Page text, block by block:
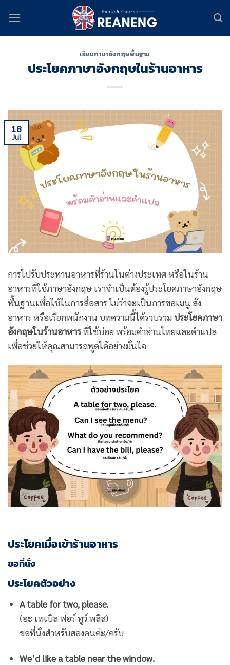
content
เรียนภาษาอังกฤษพื้นฐาน
ประโยคภาษาอังกฤษในร้านอาหาร
18
Jul
การไปรับประทานอาหารที่ร้านในต่างประเทศ หรือในร้าน
อาหารที่ใช้ภาษาอังกฤษ เราจำเป็นต้องรู้ประโยคภาษาอังกฤษ
พื้นฐานเพื่อใช้ในการสื่อสาร ไม่ว่าจะเป็นการขอเมนู สั่ง
อาหาร หรือเรียกพนักงาน บทความนี้ได้รวบรวมประโยคภาษา
อังกฤษในร้านอาหารที่ใช้บ่อย พร้อมคำอ่านไทยและคำแปล
เพื่อช่วยให้คุณสามารถพูดได้อย่างมั่นใจ
ประโยคเมื่อเข้าร้านอาหาร
ขอที่นั่ง
ประโยคตัวอย่าง
A table for two, please.
(อะ เทเบิล ฟอร์ ทูว์ พลีส)
ขอที่นั่งสำหรับสองคนค่ะ/ครับ
We’d like a table near the window.